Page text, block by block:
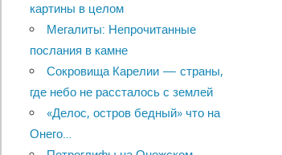
картины в целом
Мегалиты: Непрочитанные
послания в камне
Сокровища Карелии — страны,
где небо не рассталось с землей
«Делос, остров бедный» что на
Онего…